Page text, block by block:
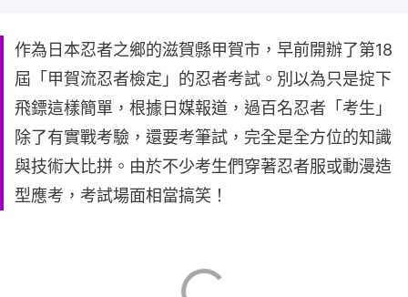
作為日本忍者之鄉的滋賀縣甲賀市，早前開辦了第18
屆「甲賀流忍者檢定」的忍者考試。別以為只是掟下
飛鏢這樣簡單，根據日媒報道，過百名忍者「考生」
除了有實戰考驗，還要考筆試，完全是全方位的知識
與技術大比拼。由於不少考生們穿著忍者服或動漫造
型應考，考試場面相當搞笑！